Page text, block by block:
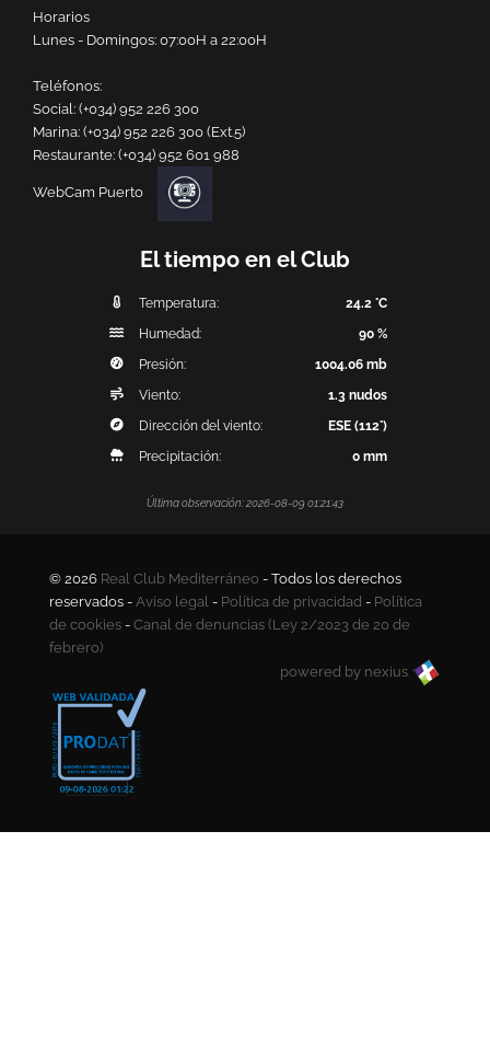
Horarios
Lunes - Domingos: 07:00H a 22:00H
Teléfonos:
Social: (+034) 952 226 300
Marina: (+034) 952 226 300 (Ext.5)
Restaurante: (+034) 952 601 988
WebCam Puerto
El tiempo en el Club
Temperatura:
24.2 °C
Humedad:
90 %
Presión:
1004.06 mb
Viento:
1.3 nudos
Dirección del viento:
ESE (112°)
Precipitación:
0 mm
Última observación: 2026-08-09 01:21:43
© 2026 Real Club Mediterráneo - Todos los derechos
reservados - Aviso legal - Política de privacidad - Política
de cookies - Canal de denuncias (Ley 2/2023 de 20 de
febrero)
powered by nexius